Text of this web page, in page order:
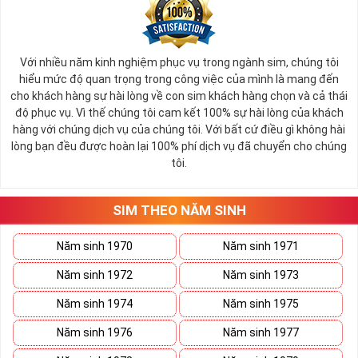
Tất cả các đầu số như sau: 4 đầu số 10 số cũ 096, 097, 098,
086 và 8 đầu số 10 số chuyển từ 11 số về là 032, 033, 034,
035, 036, 037, 038, 039.
Sim Năm Sinh Viettel sẽ có các đầu số trên và những
năm sinh ở đuôi như: 0967.3.5.2011, 0328.4.4.2009,
0343.4.7.1983, 0979.08.01.82,...
Viettel Hot Nhất
Sim Năm Sinh MobiFone:
Sim Năm Sinh Mobifone- Mobifone là công ty viễn thông
thuộc tổng công ty Viễn thông MobiFone tiền thân là công
ty thông tin di động Việt Nam thành lập năm 1993.
Thuộc top 3 công ty viễn thông mạnh nhất nước ta hiện nay
Mobifone là nhà mạng phủ sóng toàn quốc đặc biệt là luôn
Với nhiều năm kinh nghiệm phục vụ trong ngành sim, chúng tôi
hiểu mức độ quan trọng trong công việc của mình là mang đến
cho khách hàng sự hài lòng về con sim khách hàng chọn và cả thái
độ phục vụ. Vì thế chúng tôi cam kết 100% sự hài lòng của khách
hàng với chúng dịch vụ của chúng tôi. Với bất cứ điều gì không hài
lòng bạn đều được hoàn lại 100% phí dịch vụ đã chuyển cho chúng
tôi.
SIM THEO NĂM SINH
Năm sinh 1970 Năm sinh 1971
Năm sinh 1972 Năm sinh 1973
Năm sinh 1974 Năm sinh 1975
Năm sinh 1976 Năm sinh 1977